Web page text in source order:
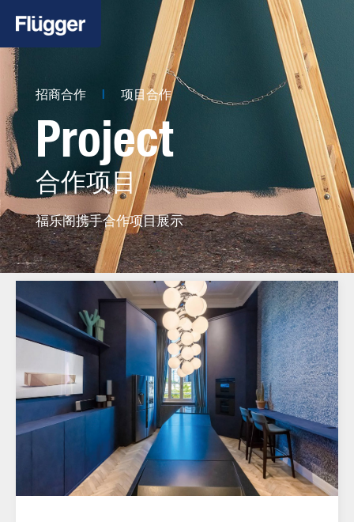
招商合作 项目合作
Project
合作项目
福乐阁携手合作项目展示